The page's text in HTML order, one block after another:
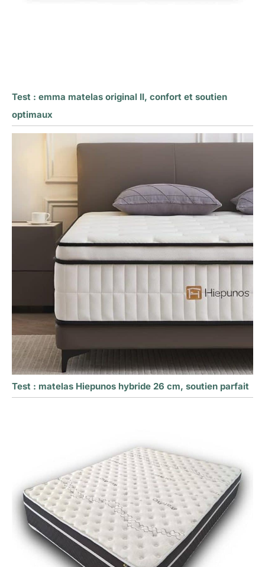
Test : emma matelas original II, confort et soutien
optimaux
Test : matelas Hiepunos hybride 26 cm, soutien parfait